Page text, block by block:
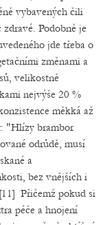
vybavených čili
Podobně je
jde třeba o
změnami a
velikostně
nejvýše 20 %
měkká až
"Hlízy brambor
odrůdě, musí
a
bez vnějších i
Přičemž pokud si
péče a hnojení